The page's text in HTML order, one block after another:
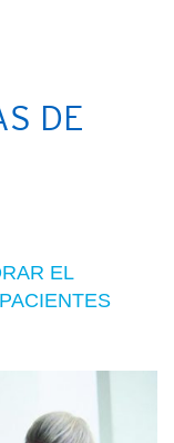
DE
EL